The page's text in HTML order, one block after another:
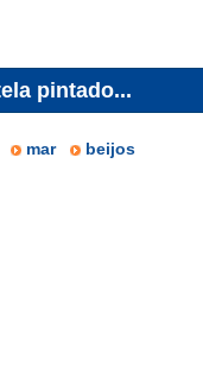
pintado...
mar beijos